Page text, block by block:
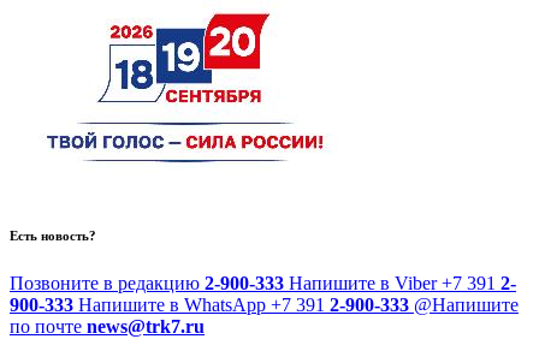
Есть новость?
Позвоните в редакцию 2-900-333 Напишите в Viber +7 391 2-
900-333 Напишите в WhatsApp +7 391 2-900-333 @Напишите
по почте news@trk7.ru